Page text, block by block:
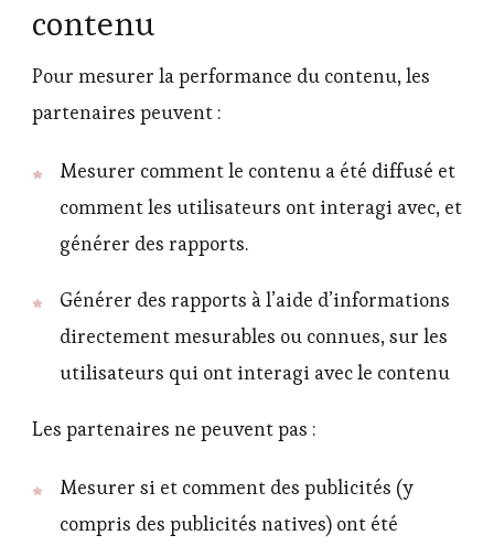
contenu
Pour mesurer la performance du contenu, les
partenaires peuvent :
Mesurer comment le contenu a été diffusé et
comment les utilisateurs ont interagi avec, et
générer des rapports.
Générer des rapports à l’aide d’informations
directement mesurables ou connues, sur les
utilisateurs qui ont interagi avec le contenu
Les partenaires ne peuvent pas :
Mesurer si et comment des publicités (y
compris des publicités natives) ont été